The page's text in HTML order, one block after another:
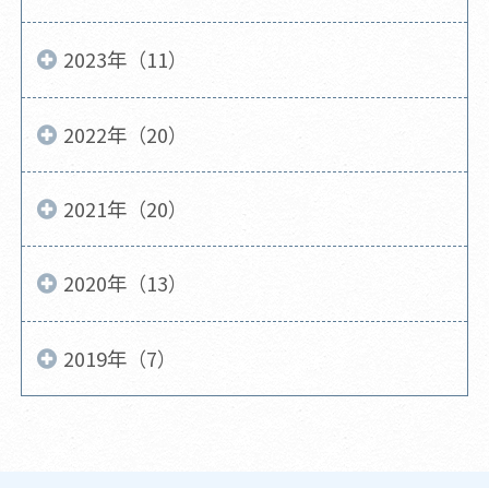
2023年（11）
2022年（20）
2021年（20）
2020年（13）
2019年（7）